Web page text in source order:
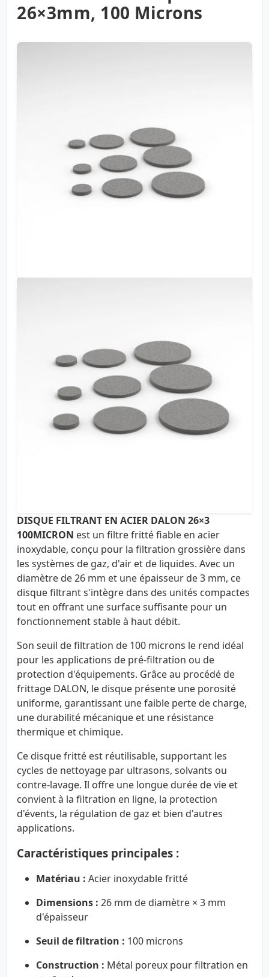
26×3mm, 100 Microns
DISQUE FILTRANT EN ACIER DALON 26×3
100MICRON est un filtre fritté fiable en acier
inoxydable, conçu pour la filtration grossière dans
les systèmes de gaz, d'air et de liquides. Avec un
diamètre de 26 mm et une épaisseur de 3 mm, ce
disque filtrant s'intègre dans des unités compactes
tout en offrant une surface suffisante pour un
fonctionnement stable à haut débit.
Son seuil de filtration de 100 microns le rend idéal
pour les applications de pré-filtration ou de
protection d'équipements. Grâce au procédé de
frittage DALON, le disque présente une porosité
uniforme, garantissant une faible perte de charge,
une durabilité mécanique et une résistance
thermique et chimique.
Ce disque fritté est réutilisable, supportant les
cycles de nettoyage par ultrasons, solvants ou
contre-lavage. Il offre une longue durée de vie et
convient à la filtration en ligne, la protection
d'évents, la régulation de gaz et bien d'autres
applications.
Caractéristiques principales :
Matériau : Acier inoxydable fritté
Dimensions : 26 mm de diamètre × 3 mm
d'épaisseur
Seuil de filtration : 100 microns
Construction : Métal poreux pour filtration en